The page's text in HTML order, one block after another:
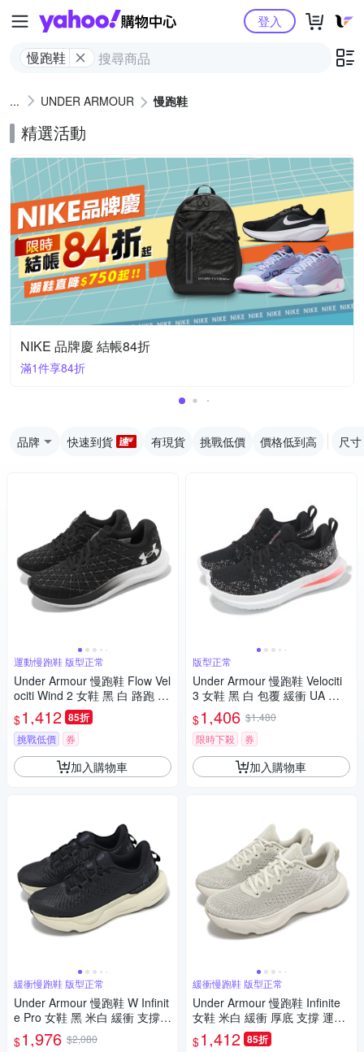
Yahoo購物中心
慢跑鞋
登入
UNDER ARMOUR 慢跑鞋
精選活動
NIKE 品牌慶 結帳84折
滿1件享84折
品牌 快速到貨 有現貨 挑戰低價 價格低到高 尺寸
運動慢跑鞋 版型正常
Under Armour 慢跑鞋 Flow Vel
ociti Wind 2 女鞋 黑 白 路跑 U
A 輕量 運動鞋 內建晶片 30256
62003
$1,412 85折
挑戰低價 券
加入購物車
緩衝慢跑鞋 版型正常
Under Armour 慢跑鞋 W Infinit
e Pro 女鞋 黑 米白 緩衝 支撐
運動鞋 UA 3027200004
$1,976 $2,080
版型正常
Under Armour 慢跑鞋 Velociti
3 女鞋 黑 白 包覆 緩衝 UA 運
動鞋 3026124004
$1,406 $1,480
限時下殺
券
加入購物車
緩衝慢跑鞋 版型正常
Under Armour 慢跑鞋 Infinite
女鞋 米白 緩衝 厚底 支撐 運動
鞋 UA 3027524200
$1,412 85折